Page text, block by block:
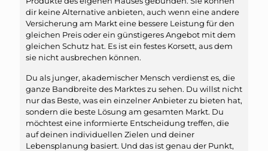
dir keine Alternative anbieten, auch wenn eine andere
Versicherung am Markt eine bessere Leistung für den
gleichen Preis oder ein günstigeres Angebot mit dem
gleichen Schutz hat. Es ist ein festes Korsett, aus dem
sie nicht ausbrechen können.
Du als junger, akademischer Mensch verdienst es, die
ganze Bandbreite des Marktes zu sehen. Du willst nicht
nur das Beste, was ein einzelner Anbieter zu bieten hat,
sondern die beste Lösung am gesamten Markt. Du
möchtest eine informierte Entscheidung treffen, die
auf deinen individuellen Zielen und deiner
Lebensplanung basiert. Und das ist genau der Punkt,